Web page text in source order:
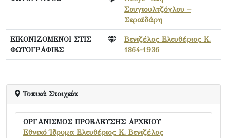
Σουγιουλτζόγλου –
Σεραϊδάρη
ΕΙΚΟΝΙΖΟΜΕΝΟΙ ΣΤΙΣ
ΦΩΤΟΓΡΑΦΙΕΣ
Βενιζέλος Ελευθέριος Κ.
1864-1936
Τοπικά Στοιχεία
ΟΡΓΑΝΙΣΜΟΣ ΠΡΟΕΛΕΥΣΗΣ ΑΡΧΕΙΟΥ
Εθνικό Ίδρυμα Ελευθέριος Κ. Βενιζέλος